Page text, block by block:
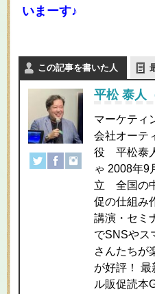
いまーす♪
この記事を書いた人
平松 泰人
マーケティ
会社オーテ
役 平松泰
ゃ 2008年9
立 全国の
促の仕組み
講演・セミ
でSNSやス
さんたちが
が好評！ 最
ル販促読本